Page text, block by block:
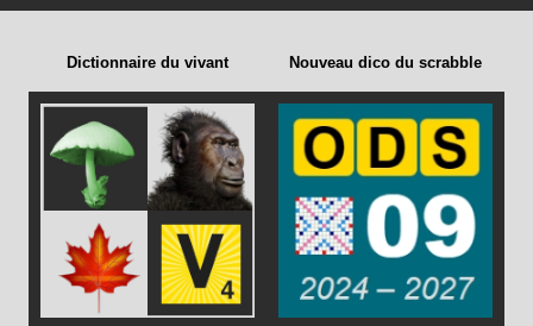
Dictionnaire du vivant Nouveau dico du scrabble